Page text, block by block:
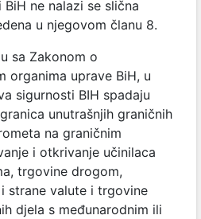
ne nalazi se slična
u njegovom članu 8.
sa Zakonom o
organima uprave BiH, u
sigurnosti BIH spadaju
unutrašnjih graničnih
na graničnim
i otkrivanje učinilaca
trgovine drogom,
strane valute i trgovine
djela s međunarodnim ili